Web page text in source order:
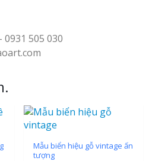
0931 505 030
Mẫu biển hiệu gỗ vintage ấn
tượng